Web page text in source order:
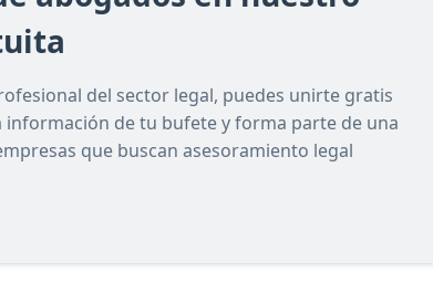
del sector legal, puedes unirte gratis
de tu bufete y forma parte de una
que buscan asesoramiento legal